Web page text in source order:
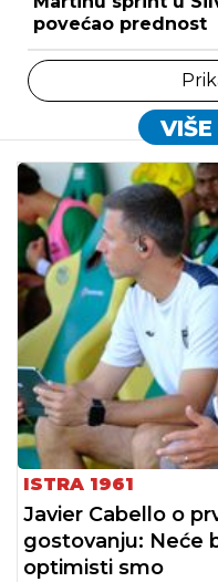
povećao prednost
ISTRA 1961
Javier Cabello o
gostovanju: Neće
optimisti smo